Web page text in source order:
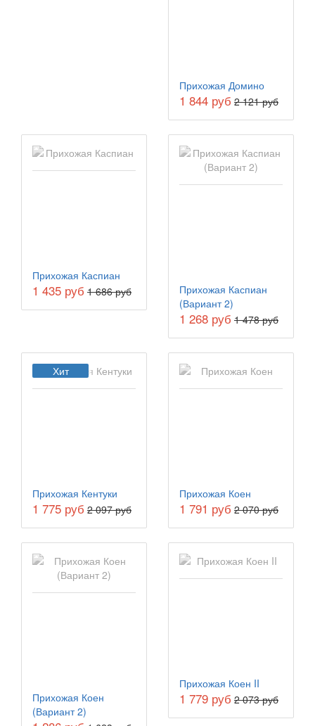
Прихожая Домино
1 844 руб 2 121 руб
Прихожая Каспиан
1 435 руб 1 686 руб
Прихожая Каспиан
(Вариант 2)
1 268 руб 1 478 руб
Хит
Прихожая Кентуки
1 775 руб 2 097 руб
Прихожая Коен
1 791 руб 2 070 руб
Прихожая Коен
(Вариант 2)
Прихожая Коен II
1 779 руб 2 073 руб